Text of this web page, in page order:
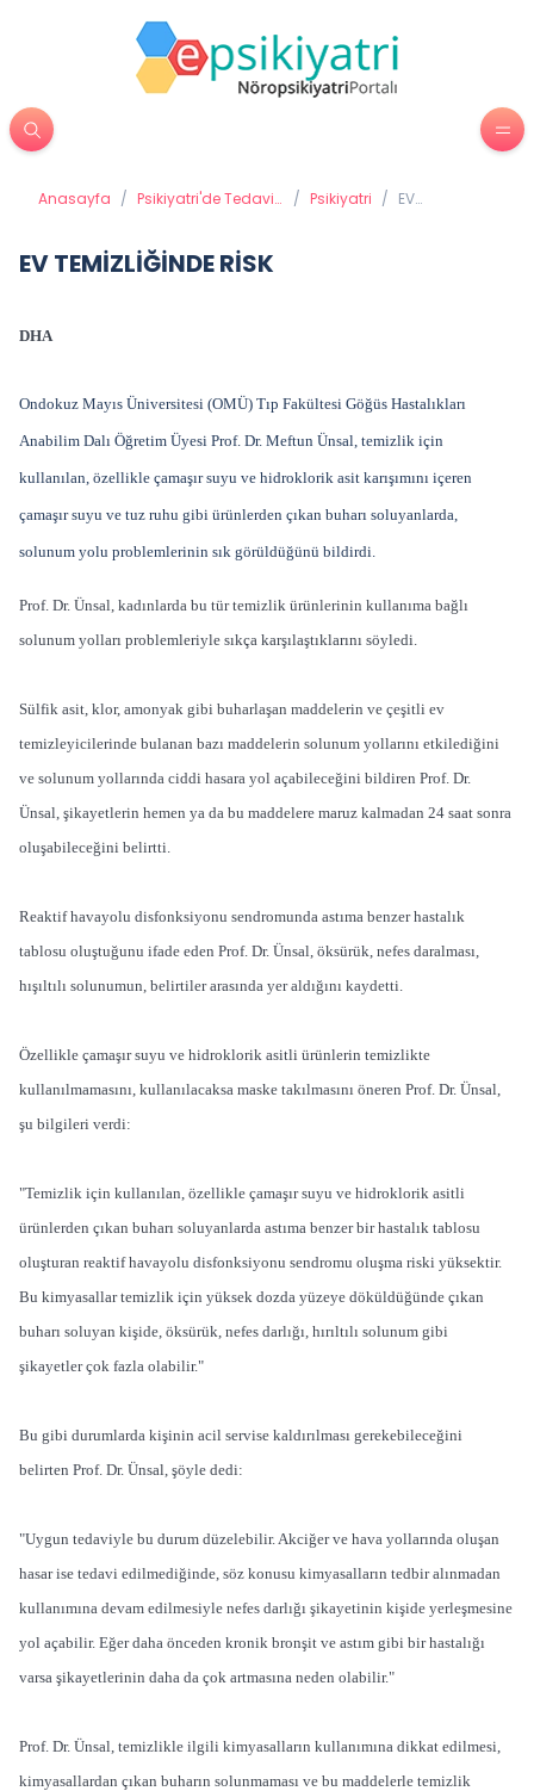
Anasayfa / Psikiyatri'de Tedavi
/ Psikiyatri / EV
EV TEMİZLİĞİNDE RİSK
DHA
Ondokuz Mayıs Üniversitesi (OMÜ) Tıp Fakültesi Göğüs Hastalıkları
Anabilim Dalı Öğretim Üyesi Prof. Dr. Meftun Ünsal, temizlik için
kullanılan, özellikle çamaşır suyu ve hidroklorik asit karışımını içeren
çamaşır suyu ve tuz ruhu gibi ürünlerden çıkan buharı soluyanlarda,
solunum yolu problemlerinin sık görüldüğünü bildirdi.
Prof. Dr. Ünsal, kadınlarda bu tür temizlik ürünlerinin kullanıma bağlı
solunum yolları problemleriyle sıkça karşılaştıklarını söyledi.
Sülfik asit, klor, amonyak gibi buharlaşan maddelerin ve çeşitli ev
temizleyicilerinde bulanan bazı maddelerin solunum yollarını etkilediğini
ve solunum yollarında ciddi hasara yol açabileceğini bildiren Prof. Dr.
Ünsal, şikayetlerin hemen ya da bu maddelere maruz kalmadan 24 saat sonra
oluşabileceğini belirtti.
Reaktif havayolu disfonksiyonu sendromunda astıma benzer hastalık
tablosu oluştuğunu ifade eden Prof. Dr. Ünsal, öksürük, nefes daralması,
hışıltılı solunumun, belirtiler arasında yer aldığını kaydetti.
Özellikle çamaşır suyu ve hidroklorik asitli ürünlerin temizlikte
kullanılmamasını, kullanılacaksa maske takılmasını öneren Prof. Dr. Ünsal,
şu bilgileri verdi:
"Temizlik için kullanılan, özellikle çamaşır suyu ve hidroklorik asitli
ürünlerden çıkan buharı soluyanlarda astıma benzer bir hastalık tablosu
oluşturan reaktif havayolu disfonksiyonu sendromu oluşma riski yüksektir.
Bu kimyasallar temizlik için yüksek dozda yüzeye döküldüğünde çıkan
buharı soluyan kişide, öksürük, nefes darlığı, hırıltılı solunum gibi
şikayetler çok fazla olabilir."
Bu gibi durumlarda kişinin acil servise kaldırılması gerekebileceğini
belirten Prof. Dr. Ünsal, şöyle dedi:
"Uygun tedaviyle bu durum düzelebilir. Akciğer ve hava yollarında oluşan
hasar ise tedavi edilmediğinde, söz konusu kimyasalların tedbir alınmadan
kullanımına devam edilmesiyle nefes darlığı şikayetinin kişide yerleşmesine
yol açabilir. Eğer daha önceden kronik bronşit ve astım gibi bir hastalığı
varsa şikayetlerinin daha da çok artmasına neden olabilir."
Prof. Dr. Ünsal, temizlikle ilgili kimyasalların kullanımına dikkat edilmesi,
kimyasallardan çıkan buharın solunmaması ve bu maddelerle temizlik